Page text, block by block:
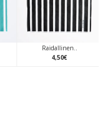
Raidallinen..
4,50€